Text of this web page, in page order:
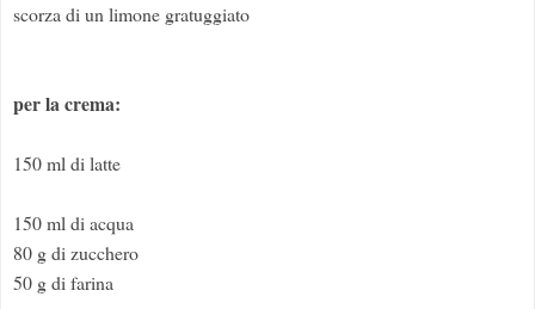
scorza di un limone gratuggiato
per la crema:
150 ml di latte
150 ml di acqua
80 g di zucchero
50 g di farina